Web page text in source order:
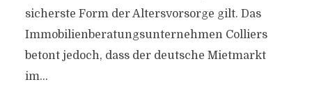
sicherste Form der Altersvorsorge gilt. Das
Immobilienberatungsunternehmen Colliers
betont jedoch, dass der deutsche Mietmarkt
im...